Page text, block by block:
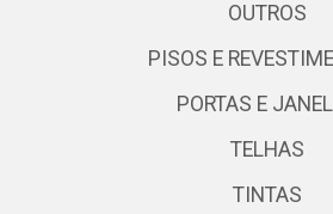
OUTROS
PISOS E
PORTAS E
TELHAS
TINTAS